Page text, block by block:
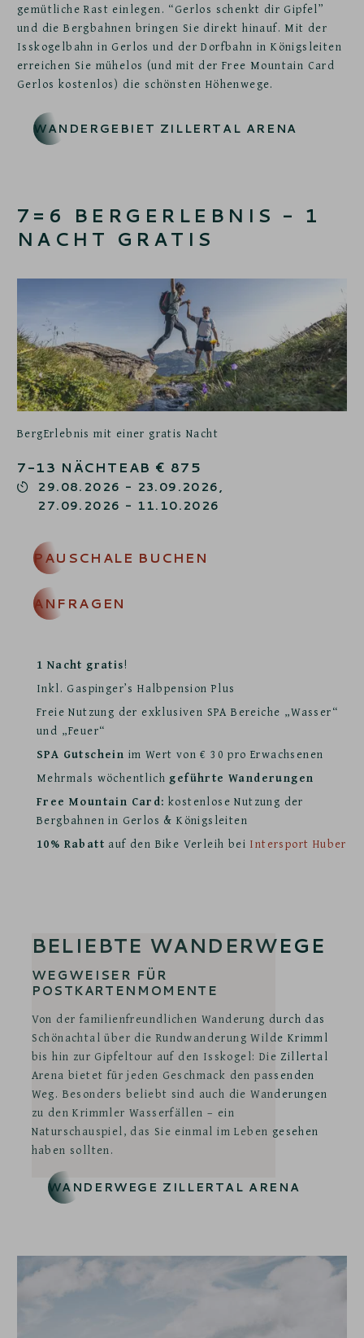
gemütliche Rast einlegen. “Gerlos schenkt dir Gipfel”
und die Bergbahnen bringen Sie direkt hinauf. Mit der
Isskogelbahn in Gerlos und der Dorfbahn in Königsleiten
erreichen Sie mühelos (und mit der Free Mountain Card
Gerlos kostenlos) die schönsten Höhenwege.
WANDERGEBIET ZILLERTAL ARENA
7=6 BERGERLEBNIS - 1
NACHT GRATIS
BergErlebnis mit einer gratis Nacht
7-13 NÄCHTEAB € 875
29.08.2026 - 23.09.2026 ,
27.09.2026 - 11.10.2026
PAUSCHALE BUCHEN
ANFRAGEN
1 Nacht gratis!
Inkl. Gaspinger’s Halbpension Plus
Freie Nutzung der exklusiven SPA Bereiche „Wasser“
und „Feuer“
SPA Gutschein im Wert von € 30 pro Erwachsenen
Mehrmals wöchentlich geführte Wanderungen
Free Mountain Card: kostenlose Nutzung der
Bergbahnen in Gerlos & Königsleiten
10% Rabatt auf den Bike Verleih bei Intersport Huber
BELIEBTE WANDERWEGE
WEGWEISER FÜR
POSTKARTENMOMENTE
Von der familienfreundlichen Wanderung durch das
Schönachtal über die Rundwanderung Wilde Krimml
bis hin zur Gipfeltour auf den Isskogel: Die Zillertal
Arena bietet für jeden Geschmack den passenden
Weg. Besonders beliebt sind auch die Wanderungen
zu den Krimmler Wasserfällen – ein
Naturschauspiel, das Sie einmal im Leben gesehen
haben sollten.
WANDERWEGE ZILLERTAL ARENA